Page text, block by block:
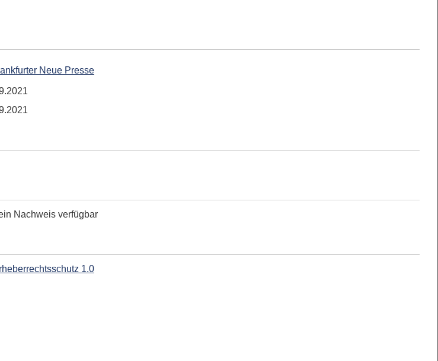
Neue Presse
Nachweis verfügbar
1.0